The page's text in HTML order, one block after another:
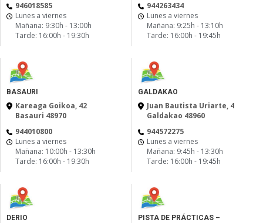
946018585
Lunes a viernes
Mañana: 9:30h - 13:00h
Tarde: 16:00h - 19:30h
944263434
Lunes a viernes
Mañana: 9:25h - 13:10h
Tarde: 16:00h - 19:45h
BASAURI
Kareaga Goikoa, 42
Basauri 48970
944010800
Lunes a viernes
Mañana: 10:00h - 13:30h
Tarde: 16:00h - 19:30h
GALDAKAO
Juan Bautista Uriarte, 4
Galdakao 48960
944572275
Lunes a viernes
Mañana: 9:45h - 13:30h
Tarde: 16:00h - 19:45h
DERIO
PISTA DE PRÁCTICAS –